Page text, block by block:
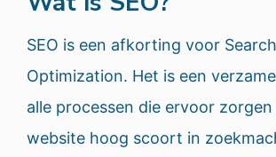
SEO is een afkorting voor
Optimization. Het is een
alle processen die ervoor
website hoog scoort in